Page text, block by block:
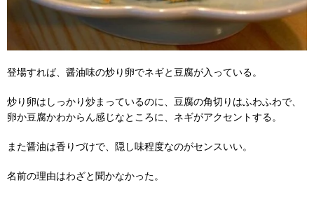
登場すれば、醤油味の炒り卵でネギと豆腐が入っている。
炒り卵はしっかり炒まっているのに、豆腐の角切りはふわふわで、
卵か豆腐かわからん感じなところに、ネギがアクセントする。
また醤油は香りづけで、隠し味程度なのがセンスいい。
名前の理由はわざと聞かなかった。